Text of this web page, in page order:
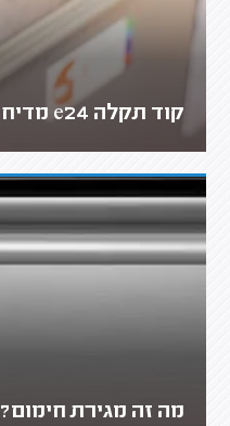
קוד תקלה e24 מדיח בוש
מה זה מגירת חימום?